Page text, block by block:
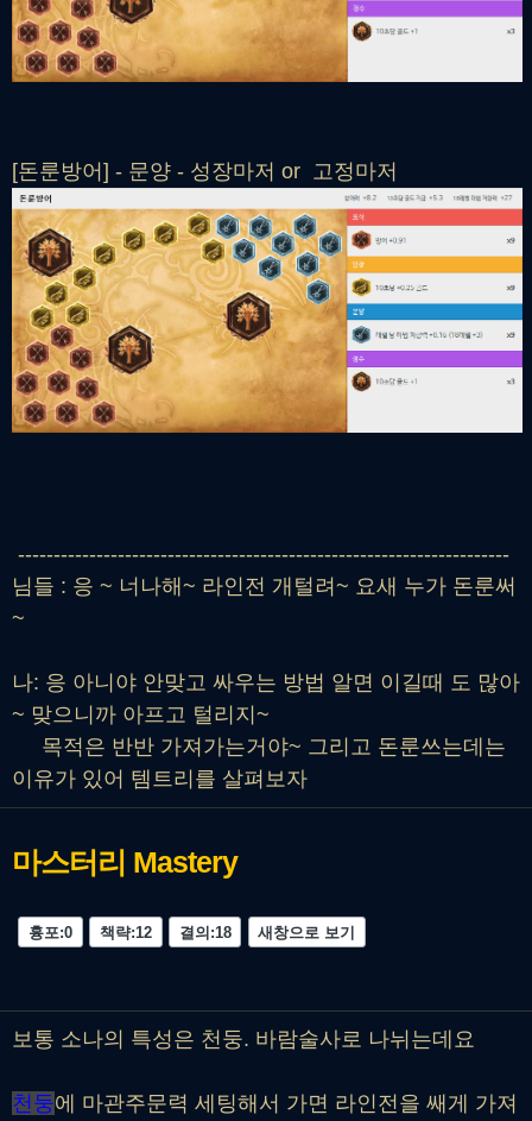
[돈룬방어] - 문양 - 성장마저 or 고정마저
---------------------------------------------------------------------
님들 : 응 ~ 너나해~ 라인전 개털려~ 요새 누가 돈룬써
~
나: 응 아니야 안맞고 싸우는 방법 알면 이길때 도 많아
~ 맞으니까 아프고 털리지~
목적은 반반 가져가는거야~ 그리고 돈룬쓰는데는
이유가 있어 템트리를 살펴보자
마스터리 Mastery
흉포:0 책략:12 결의:18 새창으로 보기
보통 소나의 특성은 천둥. 바람술사로 나뉘는데요
천둥에 마관주문력 세팅해서 가면 라인전을 쌔게 가져